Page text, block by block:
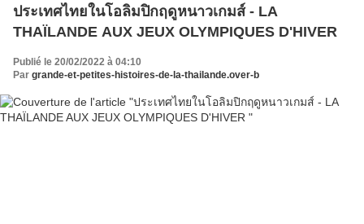
ประเทศไทยในโอลิมปิกฤดูหนาวเกมส์ - LA
THAÏLANDE AUX JEUX OLYMPIQUES D'HIVER
Publié le 20/02/2022 à 04:10
Par grande-et-petites-histoires-de-la-thailande.over-b